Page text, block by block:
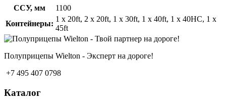
ССУ, мм
1100
Контейнеры:
1 x 20ft, 2 x 20ft, 1 x 30ft, 1 x 40ft, 1 x 40HC, 1 x
45ft
Полуприцепы Wielton - Эксперт на дороге!
+7 495 407 0798
Каталог